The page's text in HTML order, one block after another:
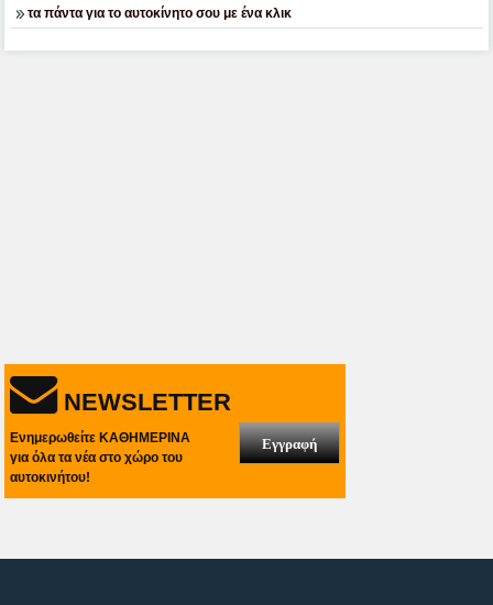
τα πάντα για το αυτοκίνητο σου με ένα κλικ
NEWSLETTER
Ενημερωθείτε ΚΑΘΗΜΕΡΙΝΑ
για όλα τα νέα στο χώρο του
αυτοκινήτου!
Εγγραφή